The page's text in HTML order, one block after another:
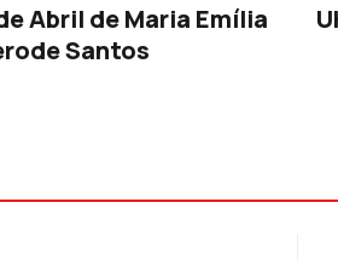
Abril de Maria Emília
Santos